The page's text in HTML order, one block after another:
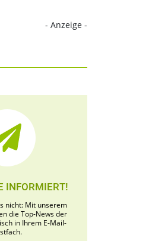
- Anzeige -
INFORMIERT!
nicht: Mit unserem
die Top-News der
in Ihrem E-Mail-